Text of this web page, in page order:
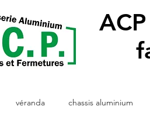
véranda chassis aluminium